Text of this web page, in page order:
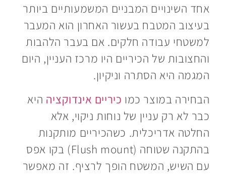
אחד השינויים המבניים המשמעותיים ביותר
בעיצוב המטבח בעשור האחרון הוא המעבר
למשטחי עבודה חלקים. אם בעבר הלהבות
והחצובות של הכיריים היו מרכז העניין, היום
המגמה היא הסתרה וניקיון.
הבחירה במוצר כמו כיריים אינדוקציה היא
כבר לא רק עניין של נוחות ניקוי, אלא
החלטה אדריכלית. כשהכיריים מותקנות
בהתקנה שטוחה (Flush mount) בקו אפס
עם השיש, המשטח הופך לרציף. זה מאפשר